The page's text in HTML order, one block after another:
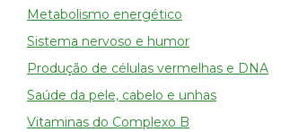
Metabolismo energético
Sistema nervoso e humor
Produção de células vermelhas e DNA
Saúde da pele, cabelo e unhas
Vitaminas do Complexo B